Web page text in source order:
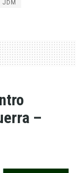
JDM
–